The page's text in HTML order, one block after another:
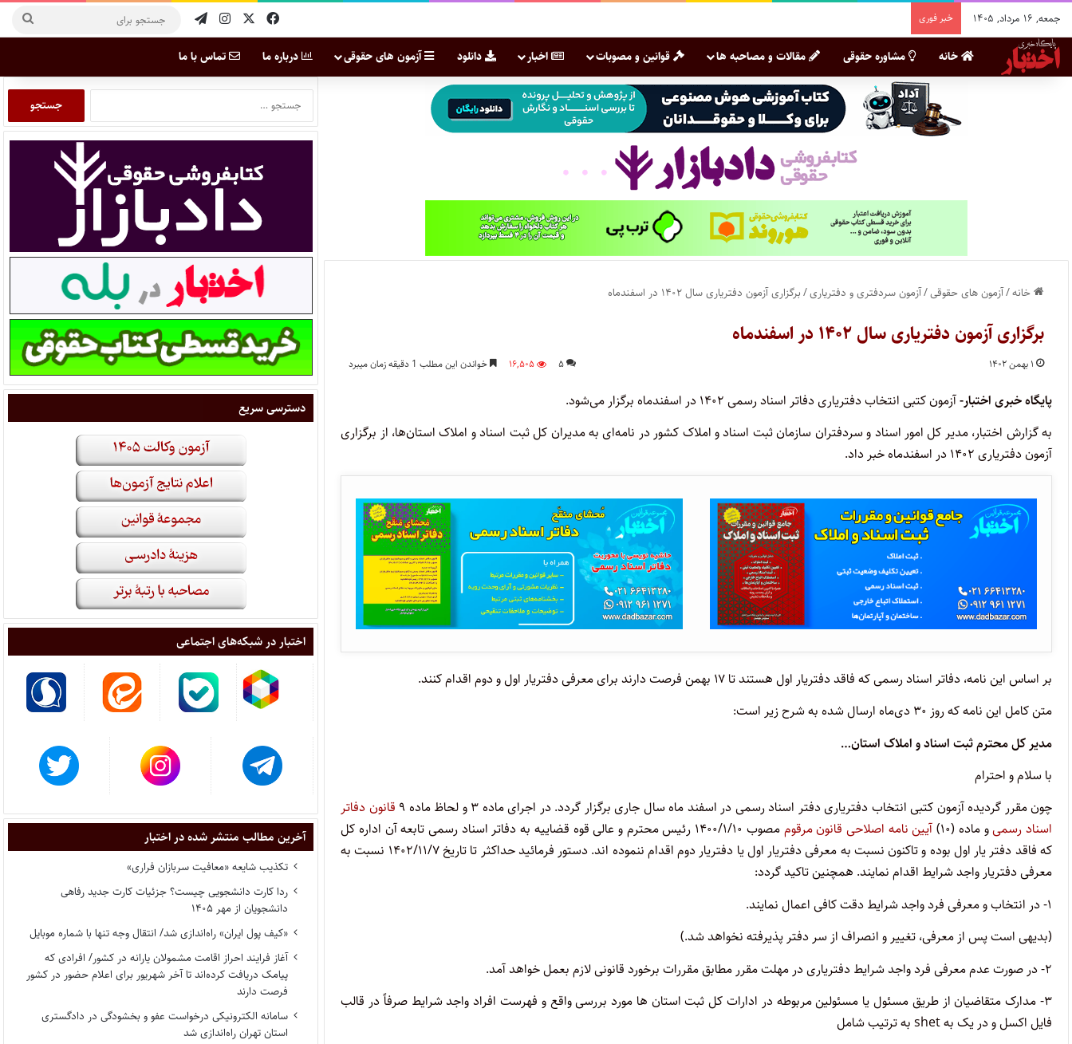
جمعه, ۱۶ مرداد, ۱۴۰۵ خبر فوری
خانه مشاوره حقوقی مقالات و مصاحبه ها قوانین و مصوبات اخبار دانلود آزمون های حقوقی درباره ما تماس با ما
خانه/آزمون های حقوقی/آزمون سردفتری و دفتریاری/برگزاری آزمون دفتریاری سال ۱۴۰۲ در اسفندماه
برگزاری آزمون دفتریاری سال ۱۴۰۲ در اسفندماه
۱ بهمن ۱۴۰۲ ۵ ۱۶,۵۰۵ خواندن این مطلب 1 دقیقه زمان میبرد
پایگاه خبری اختبار-آزمون کتبی انتخاب دفتریاری دفاتر اسناد رسمی ۱۴۰۲ در اسفندماه برگزار می‌شود.
به گزارش اختبار، مدیر کل امور اسناد و سردفتران سازمان ثبت اسناد و املاک کشور در نامه‌ای به مدیران کل ثبت اسناد و املاک استان‌ها، از برگزاری
آزمون دفتریاری ۱۴۰۲ در اسفندماه خبر داد.
بر اساس این نامه، دفاتر اسناد رسمی که فاقد دفتریار اول هستند تا ۱۷ بهمن فرصت دارند برای معرفی دفتریار اول و دوم اقدام کنند.
متن کامل این نامه که روز ۳۰ دی‌ماه ارسال شده به شرح زیر است:
مدیر کل محترم ثبت اسناد و املاک استان…
با سلام و احترام
چون مقرر گردیده آزمون کتبی انتخاب دفتریاری دفتر اسناد رسمی در اسفند ماه سال جاری برگزار گردد. در اجرای ماده ۳ و لحاظ ماده ۹
قانون دفاتر
اسناد رسمیو ماده (۱۰) آیین نامه اصلاحی قانون مرقوم
مصوب ۱۴۰۰/۱/۱۰ رئیس محترم و عالی قوه قضاییه به دفاتر اسناد رسمی تابعه آن اداره کل
که فاقد دفتر یار اول بوده و تاکنون نسبت به معرفی دفتریار اول یا دفتریار دوم اقدام ننموده اند. دستور فرمائید حداکثر تا تاریخ ۱۴۰۲/۱۱/۷ نسبت به
معرفی دفتریار واجد شرایط اقدام نمایند. همچنین تاکید گردد:
۱- در انتخاب و معرفی فرد واجد شرایط دقت کافی اعمال نمایند.
(بدیهی است پس از معرفی، تغییر و انصراف از سر دفتر پذیرفته نخواهد شد.)
۲- در صورت عدم معرفی فرد واجد شرایط دفتریاری در مهلت مقرر مطابق مقررات برخورد قانونی لازم بعمل خواهد آمد.
۳- مدارک متقاضیان از طریق مسئول یا مسئولین مربوطه در ادارات کل ثبت استان ها مورد بررسی واقع و فهرست افراد واجد شرایط صرفاً در قالب
فایل اکسل و در یک به shet به ترتیب شامل
دسترسی سریع
اختبار در شبکه‌های اجتماعی
آخرین مطالب منتشر شده در اختبار
تکذیب شایعه «معافیت سربازان فراری»
ردا کارت دانشجویی چیست؟ جزئیات کارت جدید رفاهی
دانشجویان از مهر ۱۴۰۵
«کیف پول ایران» راه‌اندازی شد/ انتقال وجه تنها با شماره موبایل
آغاز فرایند احراز اقامت مشمولان یارانه در کشور/ افرادی که
پیامک دریافت کرده‌اند تا آخر شهریور برای اعلام حضور در کشور
فرصت دارند
سامانه الکترونیکی درخواست عفو و بخشودگی در دادگستری
استان تهران راه‌اندازی شد